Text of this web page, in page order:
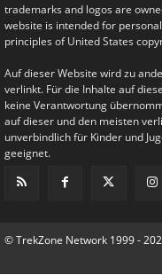
trademarks and logos are
website is intended for
principles of United States
Auf dieser Website wird zu
verlinkt. Für die Inhalte auf
keine Verantwortung
auf dieser und den meisten
unverbindlich für Kinder und
geeignet.
© TrekZone Network 1999 -